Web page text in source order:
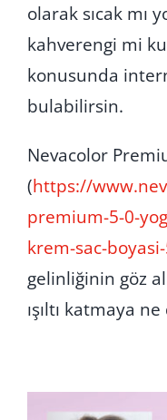
olarak sıcak mı
kahverengi mi
konusunda
bulabilirsin.
Nevacolor
(https://
premium-5-0-
krem-sac-
gelinliğinin göz
ışıltı katmaya